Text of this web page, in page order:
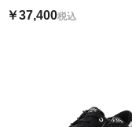
￥37,400税込